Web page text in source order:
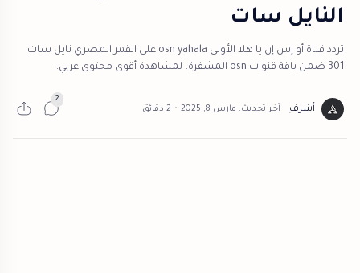
النايل سات
تردد قناة أو إس إن يا هلا الأولى osn yahala على القمر المصري نايل سات
301 ضمن باقة قنوات osn المشفرة، لمشاهدة أقوى محتوى عربي.
2 دقائق